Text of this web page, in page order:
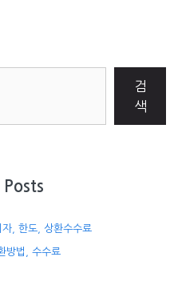
검
색
Posts
, 한도, 상환수수료
방법, 수수료